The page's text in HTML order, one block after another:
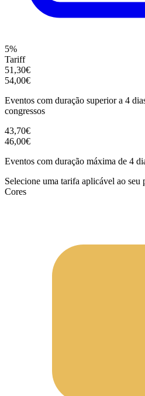
5%
Tariff
51,30€
54,00€
Eventos com duração superior a 4
congressos
43,70€
46,00€
Eventos com duração máxima de 4
Selecione uma tarifa aplicável ao seu
Cores